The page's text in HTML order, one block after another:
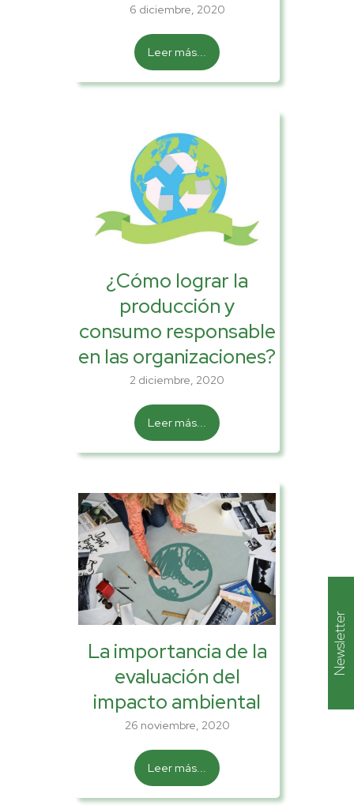
6 diciembre, 2020
Leer más...
¿Cómo lograr la
producción y
consumo responsable
en las organizaciones?
2 diciembre, 2020
Leer más...
La importancia de la
evaluación del
impacto ambiental
26 noviembre, 2020
Leer más...
Newsletter